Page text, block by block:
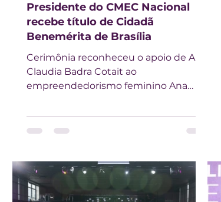
Presidente do CMEC Nacional
recebe título de Cidadã
Benemérita de Brasília
Cerimônia reconheceu o apoio de Ana
Claudia Badra Cotait ao
empreendedorismo feminino Ana
CMEC...